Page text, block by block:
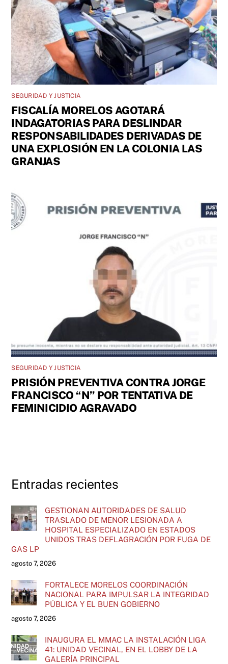
SEGURIDAD Y JUSTICIA
FISCALÍA MORELOS AGOTARÁ
INDAGATORIAS PARA DESLINDAR
RESPONSABILIDADES DERIVADAS DE
UNA EXPLOSIÓN EN LA COLONIA LAS
GRANJAS
SEGURIDAD Y JUSTICIA
PRISIÓN PREVENTIVA CONTRA JORGE
FRANCISCO “N” POR TENTATIVA DE
FEMINICIDIO AGRAVADO
Entradas recientes
GESTIONAN AUTORIDADES DE SALUD
TRASLADO DE MENOR LESIONADA A
HOSPITAL ESPECIALIZADO EN ESTADOS
UNIDOS TRAS DEFLAGRACIÓN POR FUGA DE
GAS LP
agosto 7, 2026
FORTALECE MORELOS COORDINACIÓN
NACIONAL PARA IMPULSAR LA INTEGRIDAD
PÚBLICA Y EL BUEN GOBIERNO
agosto 7, 2026
INAUGURA EL MMAC LA INSTALACIÓN LIGA
41: UNIDAD VECINAL, EN EL LOBBY DE LA
GALERÍA PRINCIPAL